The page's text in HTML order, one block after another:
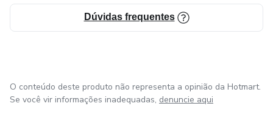
Dúvidas frequentes
O conteúdo deste produto não representa a opinião da Hotmart.
Se você vir informações inadequadas, denuncie aqui